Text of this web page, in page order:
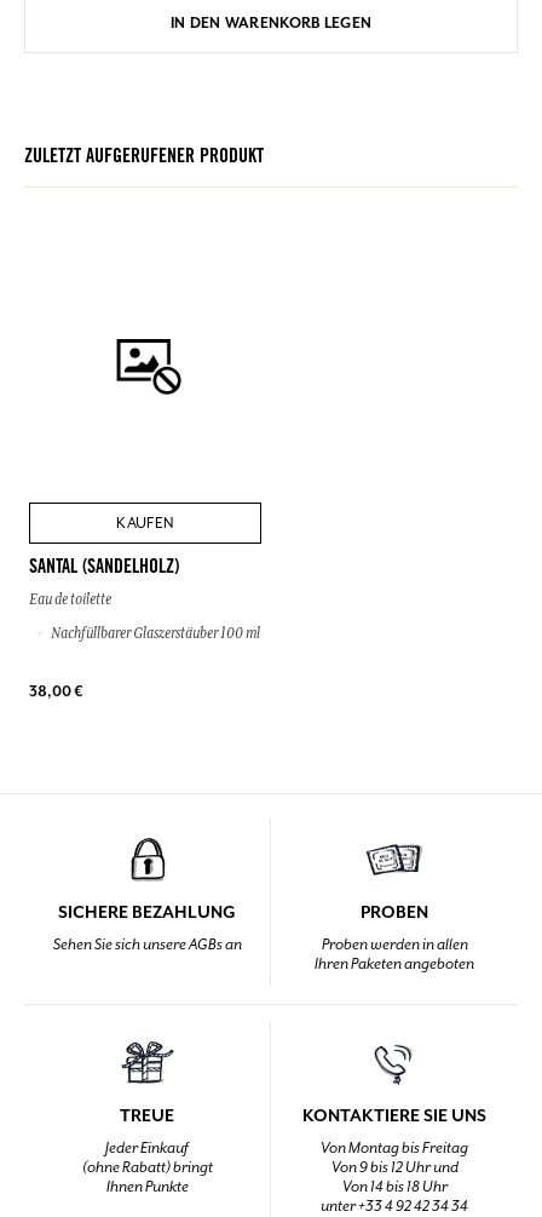
IN DEN WARENKORB LEGEN
ZULETZT AUFGERUFENER PRODUKT
KAUFEN
SANTAL (SANDELHOLZ)
Eau de toilette
Nachfüllbarer Glaszerstäuber 100 ml
38,00 €
SICHERE BEZAHLUNG
Sehen Sie sich unsere AGBs an
PROBEN
Proben werden in allen
Ihren Paketen angeboten
TREUE
Jeder Einkauf
(ohne Rabatt) bringt
Ihnen Punkte
KONTAKTIERE SIE UNS
Von Montag bis Freitag
Von 9 bis 12 Uhr und
Von 14 bis 18 Uhr
unter +33 4 92 42 34 34